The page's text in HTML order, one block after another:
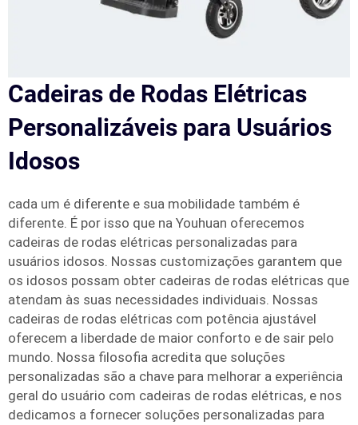
Cadeiras de Rodas Elétricas
Personalizáveis para Usuários
Idosos
cada um é diferente e sua mobilidade também é
diferente. É por isso que na Youhuan oferecemos
cadeiras de rodas elétricas personalizadas para
usuários idosos. Nossas customizações garantem que
os idosos possam obter cadeiras de rodas elétricas que
atendam às suas necessidades individuais. Nossas
cadeiras de rodas elétricas com potência ajustável
oferecem a liberdade de maior conforto e de sair pelo
mundo. Nossa filosofia acredita que soluções
personalizadas são a chave para melhorar a experiência
geral do usuário com cadeiras de rodas elétricas, e nos
dedicamos a fornecer soluções personalizadas para